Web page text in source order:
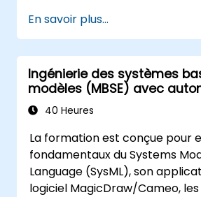
combiner plusieurs
En savoir plus...
Ingénierie des systèmes
modèles (MBSE) avec
40 Heures
La formation est conçue pour
fondamentaux du Systems
Language (SysML), son
logiciel MagicDraw/Cameo,